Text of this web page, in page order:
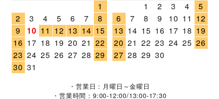
1
2
3 4 5 6 7
8
9
10 11 12 13 14 15
16 17 18 19 20 21 22
23 24 25 26 27 28 29
30 31
1
2 3 4
5
6
7 8 9 10 11 12
13 14 15 16 17 18 19
20 21 22 23 24 25 26
27 28 29 30
・営業日：月曜日～金曜日
・営業時間：9:00-12:00/13:00-17:30